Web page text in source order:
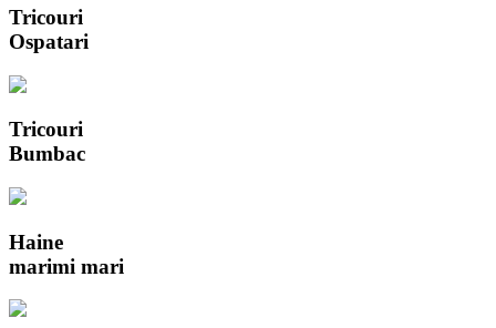
Tricouri
Ospatari
Tricouri
Bumbac
Haine
marimi mari